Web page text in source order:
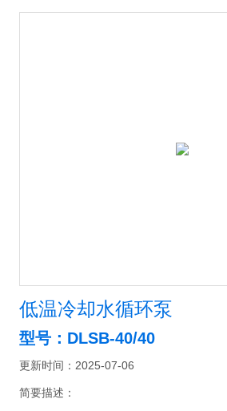
低温冷却水循环泵
型号：DLSB-40/40
更新时间：2025-07-06
简要描述：